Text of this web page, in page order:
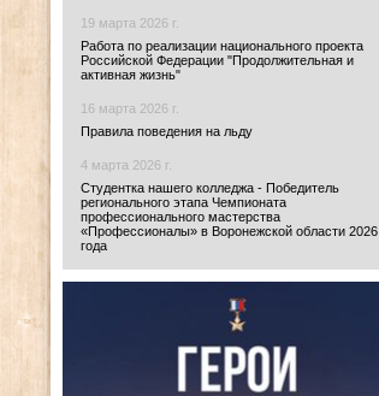
19 марта 2026 г.
Работа по реализации национального проекта
Российской Федерации "Продолжительная и
активная жизнь"
16 марта 2026 г.
Правила поведения на льду
4 марта 2026 г.
Студентка нашего колледжа - Победитель
регионального этапа Чемпионата
профессионального мастерства
«Профессионалы» в Воронежской области 2026
года